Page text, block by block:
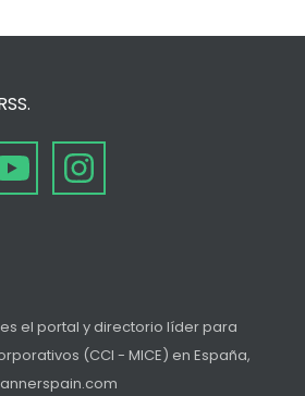
es el portal y directorio líder para
(CCI - MICE) en España,